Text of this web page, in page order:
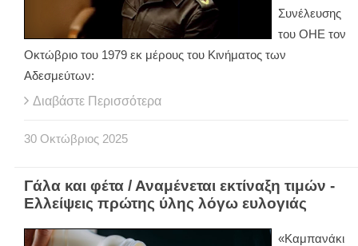
Συνέλευσης
του ΟΗΕ τον
Οκτώβριο του 1979 εκ μέρους του Κινήματος των
Αδεσμεύτων:
Διαβάστε Περισσότερα
30 Οκτώβριος 2025
Γάλα και φέτα / Αναμένεται εκτίναξη τιμών -
Ελλείψεις πρώτης ύλης λόγω ευλογιάς
«Καμπανάκι